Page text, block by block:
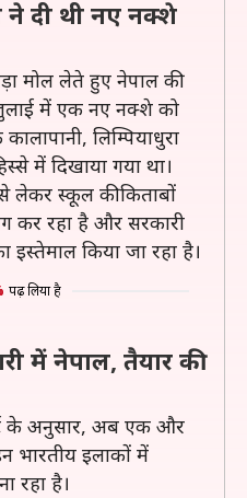
ने दी थी नए नक्शे
मोल लेते हुए नेपाल की
में एक नए नक्शे को
लिम्पियाधुरा
में दिखाया गया था।
लेकर स्कूल की किताबों
कर रहा है और सरकारी
किया जा रहा है।
पढ़ लिया है
में नेपाल, तैयार की
के अनुसार, अब एक और
इलाकों में
रहा है।